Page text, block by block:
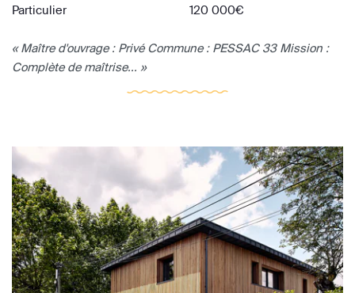
Particulier
120 000€
« Maître d'ouvrage : Privé Commune : PESSAC 33 Mission :
Complète de maîtrise... »